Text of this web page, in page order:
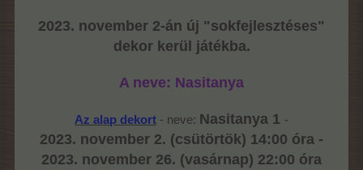
2023. november 2-án új "sokfejlesztéses"
dekor kerül játékba.
A neve: Nasitanya
Az alap dekort - neve: Nasitanya 1 -
2023. november 2. (csütörtök) 14:00 óra -
2023. november 26. (vasárnap) 22:00 óra